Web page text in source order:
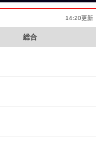
14:20更新
総合